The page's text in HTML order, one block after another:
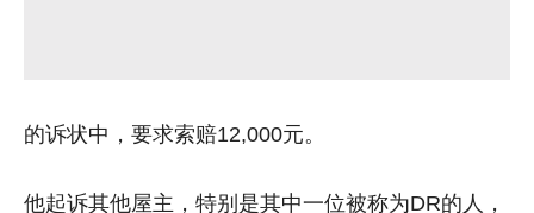
的诉状中，要求索赔12,000元。
他起诉其他屋主，特别是其中一位被称为DR的人，